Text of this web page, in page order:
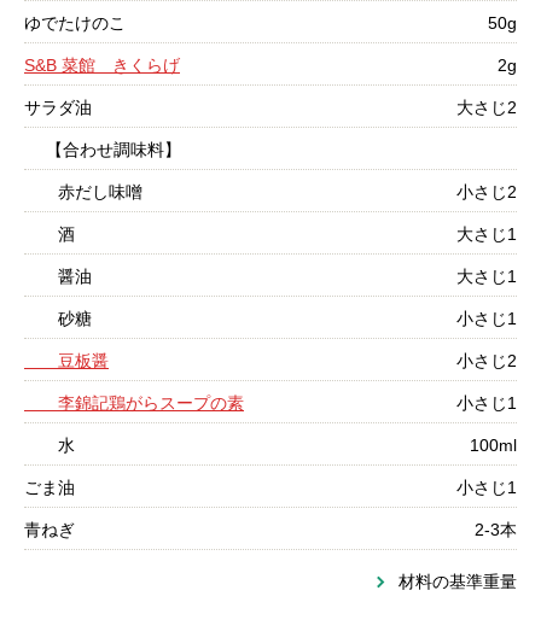
ゆでたけのこ 50g
S&B 菜館 きくらげ 2g
サラダ油 大さじ2
【合わせ調味料】
赤だし味噌 小さじ2
酒 大さじ1
醤油 大さじ1
砂糖 小さじ1
豆板醤 小さじ2
李錦記鶏がらスープの素 小さじ1
水 100ml
ごま油 小さじ1
青ねぎ 2-3本
材料の基準重量